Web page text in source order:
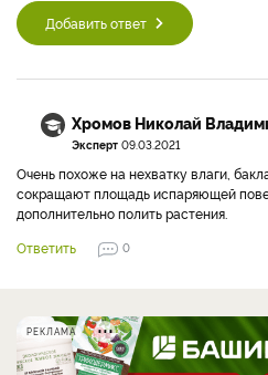
Добавить ответ
Хромов Николай
Эксперт 09.03.2021
Очень похоже на нехватку влаги,
сокращают площадь испаряющей
дополнительно полить растения.
Ответить
0
РЕКЛАМА